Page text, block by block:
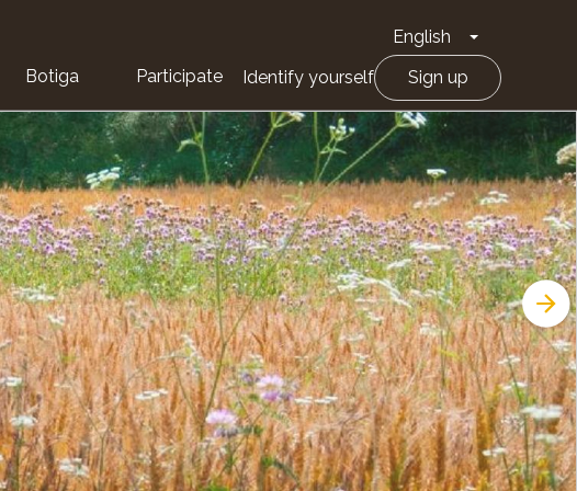
English Toggle
Botiga Participate Identify yourself Sign up